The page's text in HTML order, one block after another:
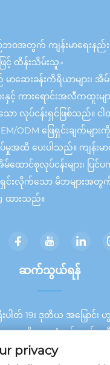
ဘဝအတွက် ကျန်းမာရေးနည်
င့် ထိန်းသိမ်းသူ。
ာဆေးခန်းကိရိယာများ၊ အိ
နှင့် ကားရောင်းအလီကထူးမျ
ော လုပ်ငန်းရှင်ဖြစ်သည်။
ODM ဖြေရှင်းချက်များ
အထိ ပေးပါသည်။ ကျန်းမာရ
ထောင်စုလုပ်ငန်းများ၊ ပြင်ပ
ရှင်းလိုက်သော မိဘများအတွ
ထားသည်။
ဆက်သွယ်ရန်
ပါတ် 19၊ ဒုတိယ အမြှောင်၊
ဧရိယာ၊ တုံအင် ကျွန်း၊
+86 13215929911
privacy